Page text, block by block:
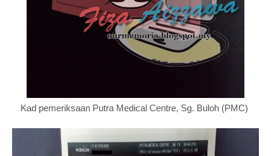
Kad pemeriksaan Putra Medical Centre, Sg. Buloh (PMC)